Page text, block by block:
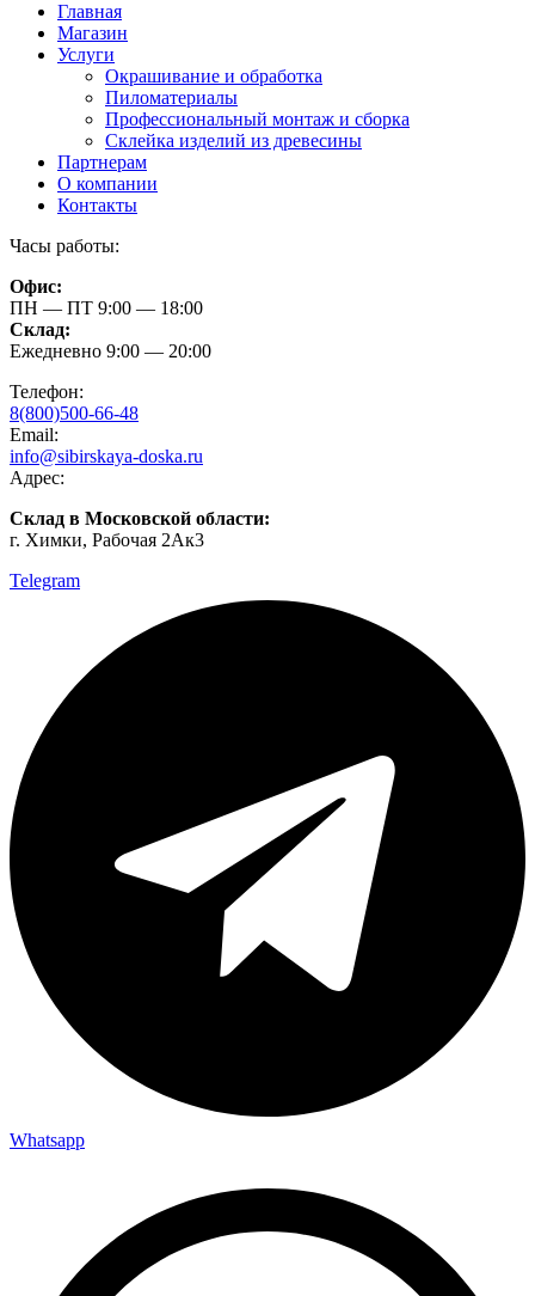
Главная
Магазин
Услуги
Окрашивание и обработка
Пиломатериалы
Профессиональный монтаж и сборка
Склейка изделий из древесины
Партнерам
О компании
Контакты
Часы работы:
Офис:
ПН — ПТ 9:00 — 18:00
Склад:
Ежедневно 9:00 — 20:00
Телефон:
8(800)500-66-48
Email:
info@sibirskaya-doska.ru
Адрес:
Склад в Московской области:
г. Химки, Рабочая 2Ак3
Telegram
Whatsapp